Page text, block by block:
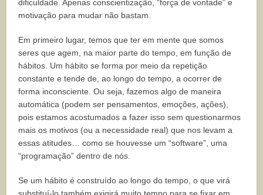
dificuldade. Apenas conscientização, “força de vontade” e
motivação para mudar não bastam.
Em primeiro lugar, temos que ter em mente que somos
seres que agem, na maior parte do tempo, em função de
hábitos. Um hábito se forma por meio da repetição
constante e tende de, ao longo do tempo, a ocorrer de
forma inconsciente. Ou seja, fazemos algo de maneira
automática (podem ser pensamentos, emoções, ações),
pois estamos acostumados a fazer isso sem questionarmos
mais os motivos (ou a necessidade real) que nos levam a
essas atitudes… como se houvesse um “software”, uma
“programação” dentro de nós.
Se um hábito é construído ao longo do tempo, o que virá
substituí-lo também exigirá muito tempo para se fixar em